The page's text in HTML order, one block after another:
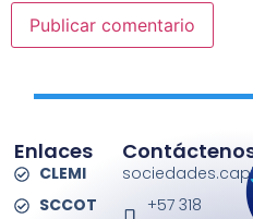
Enlaces
CLEMI
SCCOT
+57 318